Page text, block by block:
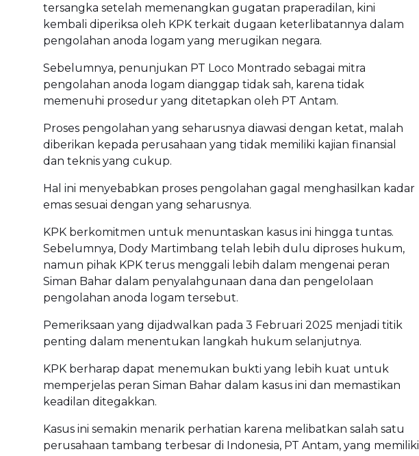
tersangka setelah memenangkan gugatan praperadilan, kini
kembali diperiksa oleh KPK terkait dugaan keterlibatannya dalam
pengolahan anoda logam yang merugikan negara.
Sebelumnya, penunjukan PT Loco Montrado sebagai mitra
pengolahan anoda logam dianggap tidak sah, karena tidak
memenuhi prosedur yang ditetapkan oleh PT Antam.
Proses pengolahan yang seharusnya diawasi dengan ketat, malah
diberikan kepada perusahaan yang tidak memiliki kajian finansial
dan teknis yang cukup.
Hal ini menyebabkan proses pengolahan gagal menghasilkan kadar
emas sesuai dengan yang seharusnya.
KPK berkomitmen untuk menuntaskan kasus ini hingga tuntas.
Sebelumnya, Dody Martimbang telah lebih dulu diproses hukum,
namun pihak KPK terus menggali lebih dalam mengenai peran
Siman Bahar dalam penyalahgunaan dana dan pengelolaan
pengolahan anoda logam tersebut.
Pemeriksaan yang dijadwalkan pada 3 Februari 2025 menjadi titik
penting dalam menentukan langkah hukum selanjutnya.
KPK berharap dapat menemukan bukti yang lebih kuat untuk
memperjelas peran Siman Bahar dalam kasus ini dan memastikan
keadilan ditegakkan.
Kasus ini semakin menarik perhatian karena melibatkan salah satu
perusahaan tambang terbesar di Indonesia, PT Antam, yang memiliki